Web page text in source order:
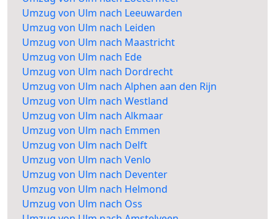
Umzug von Ulm nach Leeuwarden
Umzug von Ulm nach Leiden
Umzug von Ulm nach Maastricht
Umzug von Ulm nach Ede
Umzug von Ulm nach Dordrecht
Umzug von Ulm nach Alphen aan den Rijn
Umzug von Ulm nach Westland
Umzug von Ulm nach Alkmaar
Umzug von Ulm nach Emmen
Umzug von Ulm nach Delft
Umzug von Ulm nach Venlo
Umzug von Ulm nach Deventer
Umzug von Ulm nach Helmond
Umzug von Ulm nach Oss